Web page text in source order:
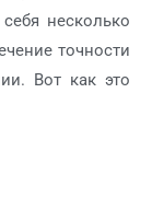
несколько
точности
Вот как это